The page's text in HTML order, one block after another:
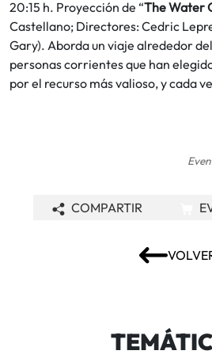
20:15 h. Proyección de “The Water
Castellano; Directores: Cedric
Gary). Aborda un viaje alrededor
personas corrientes que han
por el recurso más valioso, y cada
COMPARTIR